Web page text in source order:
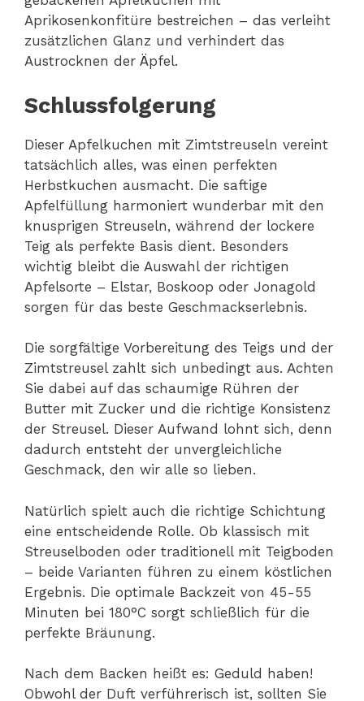
Aprikosenkonfitüre bestreichen – das verleiht
zusätzlichen Glanz und verhindert das
Austrocknen der Äpfel.
Schlussfolgerung
Dieser Apfelkuchen mit Zimtstreuseln vereint
tatsächlich alles, was einen perfekten
Herbstkuchen ausmacht. Die saftige
Apfelfüllung harmoniert wunderbar mit den
knusprigen Streuseln, während der lockere
Teig als perfekte Basis dient. Besonders
wichtig bleibt die Auswahl der richtigen
Apfelsorte – Elstar, Boskoop oder Jonagold
sorgen für das beste Geschmackserlebnis.
Die sorgfältige Vorbereitung des Teigs und der
Zimtstreusel zahlt sich unbedingt aus. Achten
Sie dabei auf das schaumige Rühren der
Butter mit Zucker und die richtige Konsistenz
der Streusel. Dieser Aufwand lohnt sich, denn
dadurch entsteht der unvergleichliche
Geschmack, den wir alle so lieben.
Natürlich spielt auch die richtige Schichtung
eine entscheidende Rolle. Ob klassisch mit
Streuselboden oder traditionell mit Teigboden
– beide Varianten führen zu einem köstlichen
Ergebnis. Die optimale Backzeit von 45-55
Minuten bei 180°C sorgt schließlich für die
perfekte Bräunung.
Nach dem Backen heißt es: Geduld haben!
Obwohl der Duft verführerisch ist, sollten Sie